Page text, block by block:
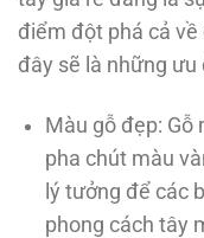
điểm đột phá cả
đây sẽ là những
Màu gỗ đẹp: Gỗ
pha chút màu
lý tưởng để các
phong cách tây